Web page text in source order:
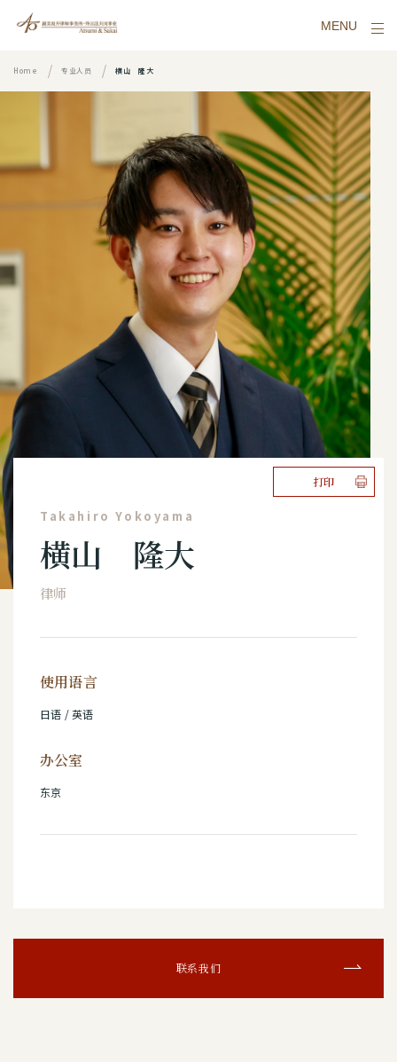
MENU
Home 专业人员 横山 隆大
打印
Takahiro Yokoyama
横山 隆大
律师
使用语言
日语 / 英语
办公室
东京
联系我们